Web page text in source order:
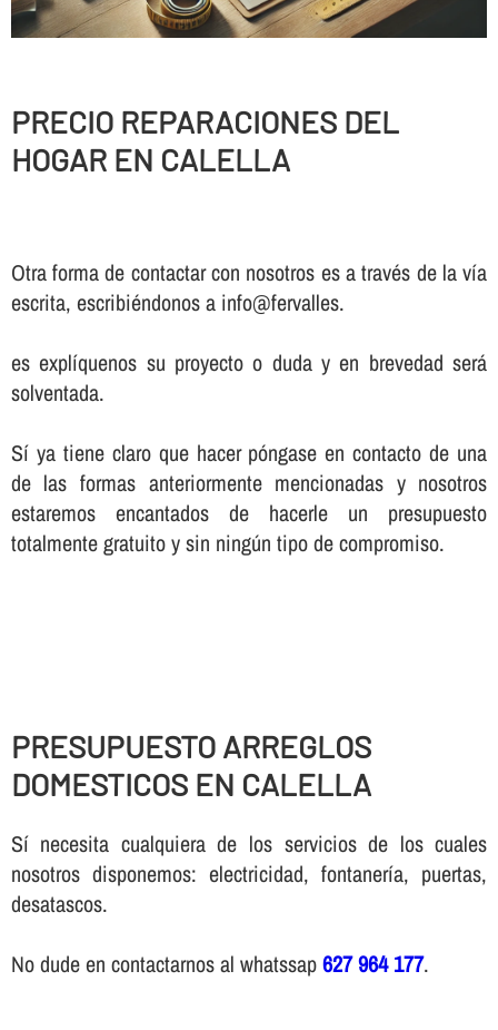
PRECIO REPARACIONES DEL
HOGAR EN CALELLA
Otra forma de contactar con nosotros es a través de la vía
escrita, escribiéndonos a info@fervalles.
es explíquenos su proyecto o duda y en brevedad será
solventada.
Sí ya tiene claro que hacer póngase en contacto de una
de las formas anteriormente mencionadas y nosotros
estaremos encantados de hacerle un presupuesto
totalmente gratuito y sin ningún tipo de compromiso.
PRESUPUESTO ARREGLOS
DOMESTICOS EN CALELLA
Sí necesita cualquiera de los servicios de los cuales
nosotros disponemos: electricidad, fontanería, puertas,
desatascos.
No dude en contactarnos al whatssap627 964 177.